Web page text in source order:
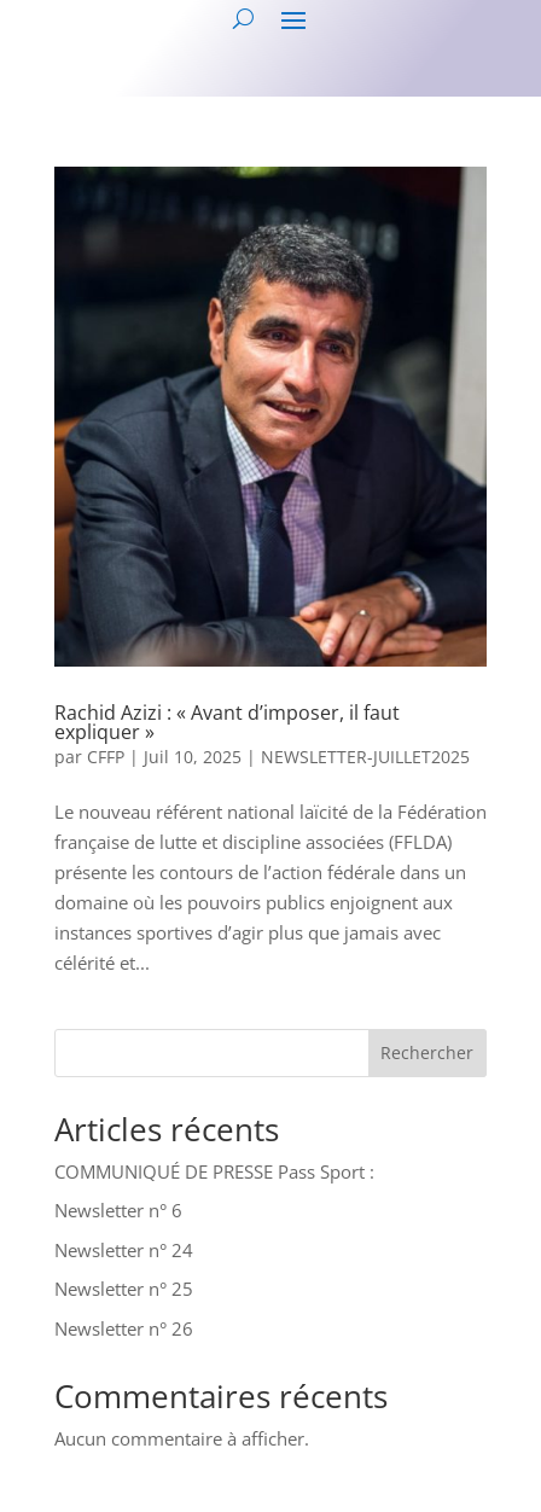
Rachid Azizi : « Avant d’imposer, il faut
expliquer »
par CFFP| Juil 10, 2025| NEWSLETTER-JUILLET2025
Le nouveau référent national laïcité de la Fédération
française de lutte et discipline associées (FFLDA)
présente les contours de l’action fédérale dans un
domaine où les pouvoirs publics enjoignent aux
instances sportives d’agir plus que jamais avec
célérité et...
Rechercher
Articles récents
COMMUNIQUÉ DE PRESSE Pass Sport :
Newsletter n° 6
Newsletter n° 24
Newsletter n° 25
Newsletter n° 26
Commentaires récents
Aucun commentaire à afficher.